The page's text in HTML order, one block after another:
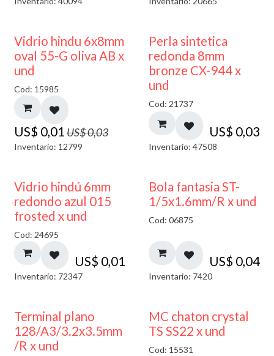
50% DESCUENTO
Vidrio hindu 6x8mm
oval 55-G oliva AB x
und
Cod: 15985
US$ 0,01 US$0,03
Inventario: 12799
Perla sintetica
redonda 8mm
bronze CX-944 x
und
Cod: 21737
US$ 0,03
Inventario: 47508
40% DESCUENTO
Vidrio hindú 6mm
redondo azul 015
frosted x und
Cod: 24695
US$ 0,01
Inventario: 72347
Bola fantasia ST-
1/5x1.6mm/R x und
Cod: 06875
US$ 0,04
Inventario: 7420
Terminal plano
128/A3/3.2x3.5mm
/R x und
MC chaton crystal
TS SS22 x und
Cod: 15531